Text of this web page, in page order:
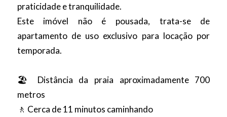
praticidade e tranquilidade.
Este imóvel não é pousada, trata-se de
apartamento de uso exclusivo para locação por
temporada.
🏖️ Distância da praia aproximadamente 700
metros
🚶 Cerca de 11 minutos caminhando